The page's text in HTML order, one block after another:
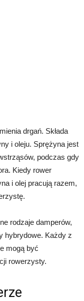
drgań. Składa
i oleju. Sprężyna jest
podczas gdy
Kiedy rower
i olej pracują razem,
rodzaje damperów,
hybrydowe. Każdy z
mogą być
rowerzysty.